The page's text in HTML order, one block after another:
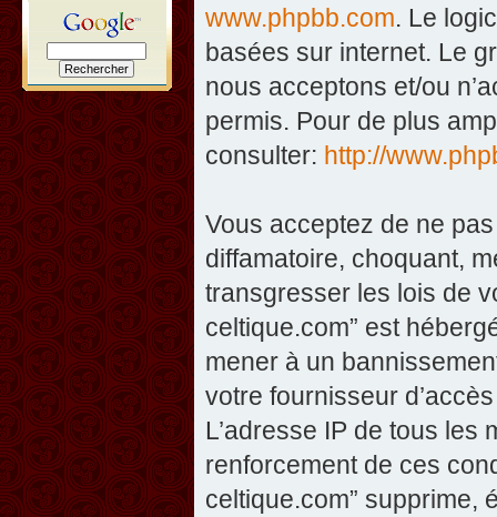
www.phpbb.com. Le
basées sur internet. Le
nous acceptons et/ou
permis. Pour de plus
consulter: http://
Vous acceptez de ne
diffamatoire, choquant,
transgresser les lois de
celtique.com” est
mener à un
votre fournisseur
L’adresse IP de tous
renforcement de ces
celtique.com” supprime,